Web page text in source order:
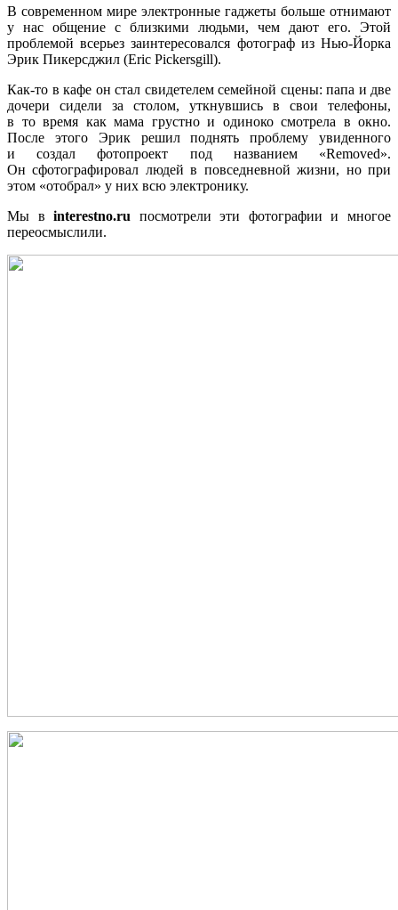
В современном мире электронные гаджеты больше отнимают
у нас общение с близкими людьми, чем дают его. Этой
проблемой всерьез заинтересовался фотограф из Нью-Йорка
Эрик Пикерсджил (Eric Pickersgill).
Как-то в кафе он стал свидетелем семейной сцены: папа и две
дочери сидели за столом, уткнувшись в свои телефоны,
в то время как мама грустно и одиноко смотрела в окно.
После этого Эрик решил поднять проблему увиденного
и создал фотопроект под названием «Removed».
Он сфотографировал людей в повседневной жизни, но при
этом «отобрал» у них всю электронику.
Мы вinterestno.ru посмотрели эти фотографии и многое
переосмыслили.